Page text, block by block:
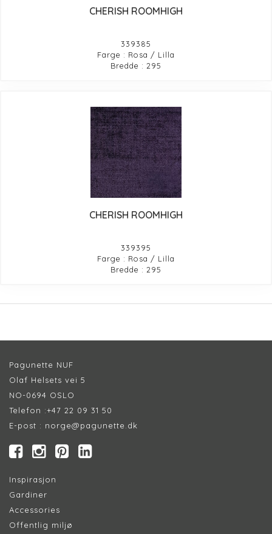
CHERISH ROOMHIGH
339385
Farge : Rosa / Lilla
Bredde : 295
CHERISH ROOMHIGH
339395
Farge : Rosa / Lilla
Bredde : 295
Pagunette NUF
Olaf Helsets vei 5
NO-0694 OSLO
Telefon :+47 22 09 31 50
E-post : norge@pagunette.dk
Inspirasjon
Gardiner
Accessories
Offentlig miljø